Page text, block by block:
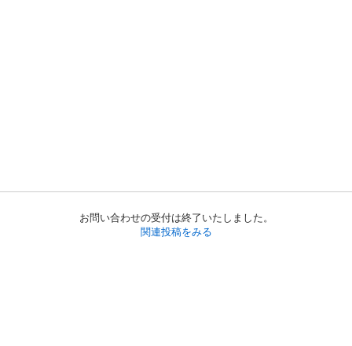
お問い合わせの受付は終了いたしました。
関連投稿をみる